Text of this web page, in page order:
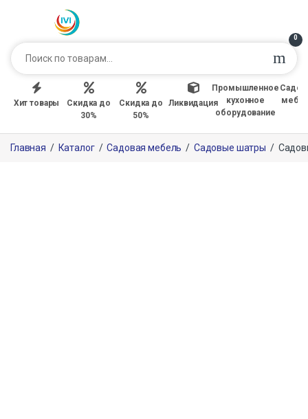
0
Хит товары
Скидка до
30%
Скидка до
50%
Ликвидация
Промышленное
кухонное
оборудование
Главная / Каталог / Садовая мебель / Садовые шатры /